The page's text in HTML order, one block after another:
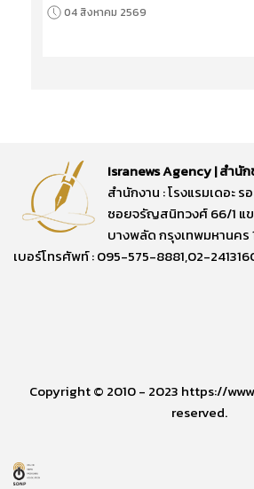
04 สิงหาคม 2569
Isranews Agency | สำนั
สำนักงาน : โรงแรมเดอะ ร
ซอยจรัญสนิทวงศ์ 66/1 แ
บางพลัด กรุงเทพมหานคร
เบอร์โทรศัพท์ : 095-575-8881,02-
Copyright © 2010 - 2023 https://
reserved.